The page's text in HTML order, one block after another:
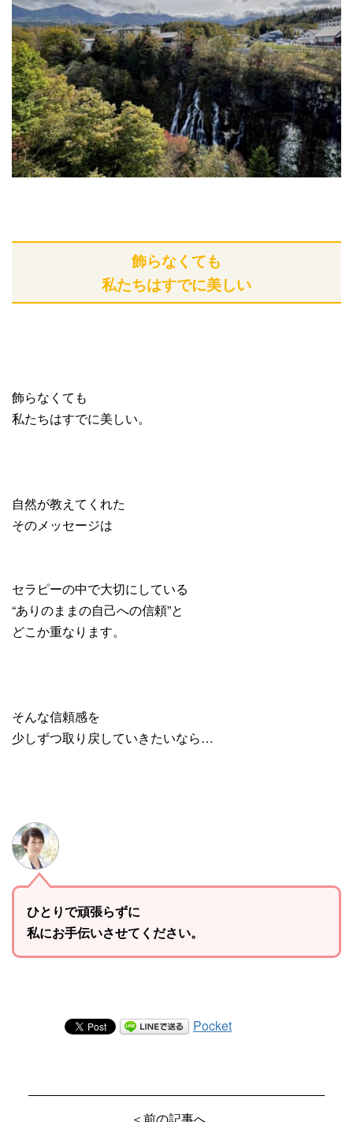
飾らなくても
私たちはすでに美しい
飾らなくても
私たちはすでに美しい。
自然が教えてくれた
そのメッセージは
セラピーの中で大切にしている
“ありのままの自己への信頼”と
どこか重なります。
そんな信頼感を
少しずつ取り戻していきたいなら…
ひとりで頑張らずに
私にお手伝いさせてください。
Pocket
＜前の記事へ